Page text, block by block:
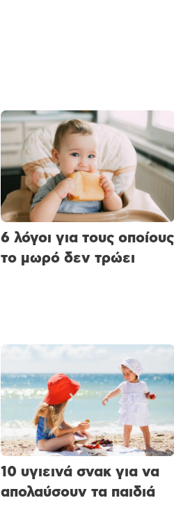
6 λόγοι για τους οποίους
το μωρό δεν τρώει
10 υγιεινά σνακ για να
απολαύσουν τα παιδιά